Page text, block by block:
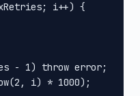
i++) {
- 1) throw error;
i) * 1000);